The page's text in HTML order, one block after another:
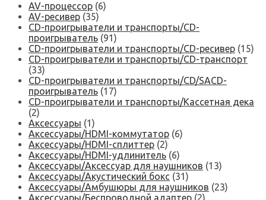
AV-процессор (6)
AV-ресивер (35)
CD-проигрыватели и транспорты/CD-
проигрыватель (91)
CD-проигрыватели и транспорты/CD-ресивер (15)
CD-проигрыватели и транспорты/CD-транспорт
(33)
CD-проигрыватели и транспорты/CD/SACD-
проигрыватель (17)
CD-проигрыватели и транспорты/Кассетная дека
(2)
Аксессуары (1)
Аксессуары/HDMI-коммутатор (6)
Аксессуары/HDMI-сплиттер (2)
Аксессуары/HDMI-удлинитель (6)
Аксессуары/Аксессуар для наушников (13)
Аксессуары/Акустический бокс (31)
Аксессуары/Амбушюры для наушников (23)
Аксессуары/Беспроводной адаптер (2)